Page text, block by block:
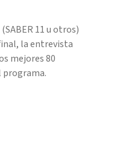
11 u otros)
la entrevista
mejores 80
programa.